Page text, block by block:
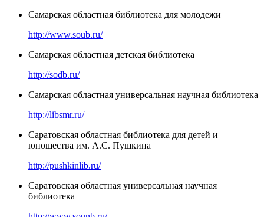
Самарская областная библиотека для молодежи
http://www.soub.ru/
Самарская областная детская библиотека
http://sodb.ru/
Самарская областная универсальная научная библиотека
http://libsmr.ru/
Саратовская областная библиотека для детей и
юношества им. А.С. Пушкина
http://pushkinlib.ru/
Саратовская областная универсальная научная
библиотека